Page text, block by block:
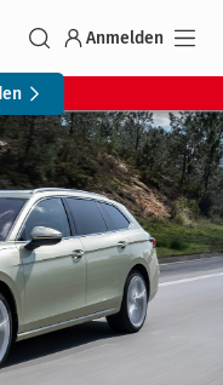
Anmelden